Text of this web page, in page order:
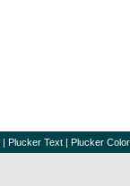
| Plucker Text | Plucker Color